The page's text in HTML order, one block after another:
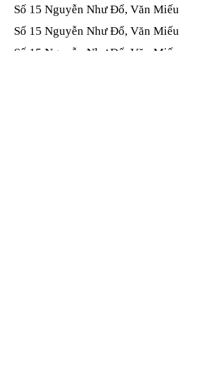
Số 15 Nguyễn Như Đổ, Văn Miếu​​​​
Số 15 Nguyễn Như Đổ, Văn Miếu​​​​
Số 15 Nguyễn Như Đổ, Văn Miếu​​​​